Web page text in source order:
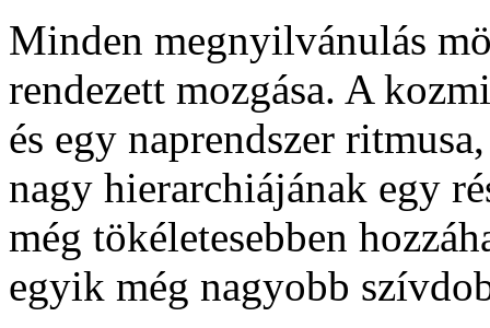
Minden megnyilvánulás
rendezett mozgása. A
és egy naprendszer
nagy hierarchiájának egy
még tökéletesebben
egyik még nagyobb